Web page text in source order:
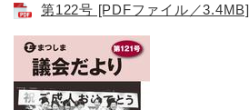
第122号 [PDFファイル／3.4MB]